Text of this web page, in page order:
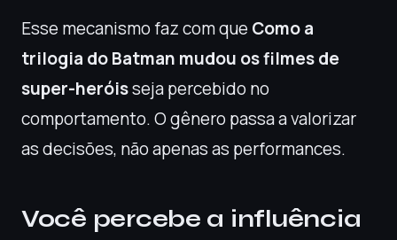
Esse mecanismo faz com que Como a
trilogia do Batman mudou os filmes de
super-heróisseja percebido no
comportamento. O gênero passa a valorizar
as decisões, não apenas as performances.
Você percebe a influência